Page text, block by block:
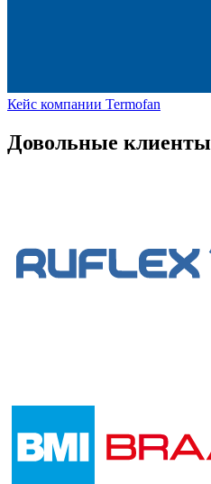
Кейс компании Termofan
Довольные клиенты